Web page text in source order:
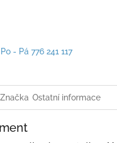
- Pá 776 241 117
Značka Ostatní informace